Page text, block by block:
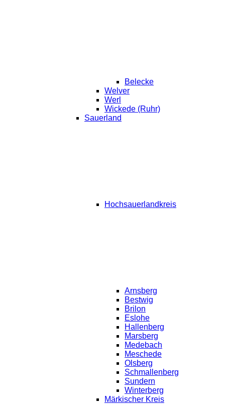
Belecke
Welver
Werl
Wickede (Ruhr)
Sauerland
Hochsauerlandkreis
Arnsberg
Bestwig
Brilon
Eslohe
Hallenberg
Marsberg
Medebach
Meschede
Olsberg
Schmallenberg
Sundern
Winterberg
Märkischer Kreis